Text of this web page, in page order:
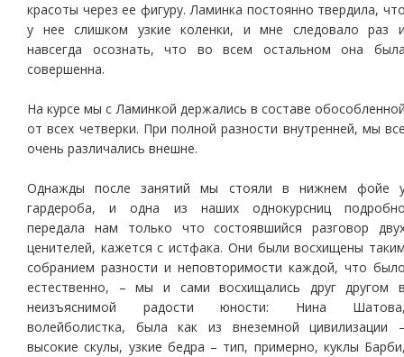
красоты через ее фигуру. Ламинка постоянно твердила,
у нее слишком узкие коленки, и мне следовало раз
навсегда осознать, что во всем остальном она
совершенна.
На курсе мы с Ламинкой держались в составе
от всех четверки. При полной разности внутренней, мы
очень различались внешне.
Однажды после занятий мы стояли в нижнем фойе
гардероба, и одна из наших однокурсниц
передала нам только что состоявшийся разговор
ценителей, кажется с истфака. Они были восхищены
собранием разности и неповторимости каждой, что
естественно, – мы и сами восхищались друг другом
неизъяснимой радости юности: Нина
волейболистка, была как из внеземной цивилизации
высокие скулы, узкие бедра – тип, примерно, куклы